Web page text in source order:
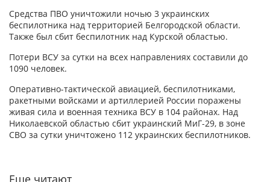
Средства ПВО уничтожили ночью 3 украинских
беспилотника над территорией Белгородской области.
Также был сбит беспилотник над Курской областью.
Потери ВСУ за сутки на всех направлениях составили до
1090 человек.
Оперативно-тактической авиацией, беспилотниками,
ракетными войсками и артиллерией России поражены
живая сила и военная техника ВСУ в 104 районах. Над
Николаевской областью сбит украинский МиГ-29, в зоне
СВО за сутки уничтожено 112 украинских беспилотников.
Еще читают